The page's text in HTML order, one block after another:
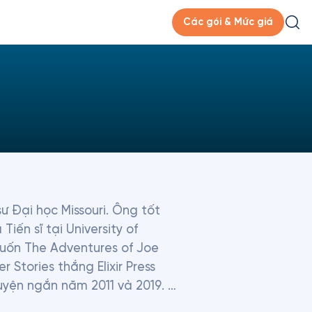
Các gói & Mức giá
Đại học Missouri. Ông tốt
sĩ tại University of
The Adventures of Joe
Stories thắng Elixir Press
ngắn năm 2011 và 2019.